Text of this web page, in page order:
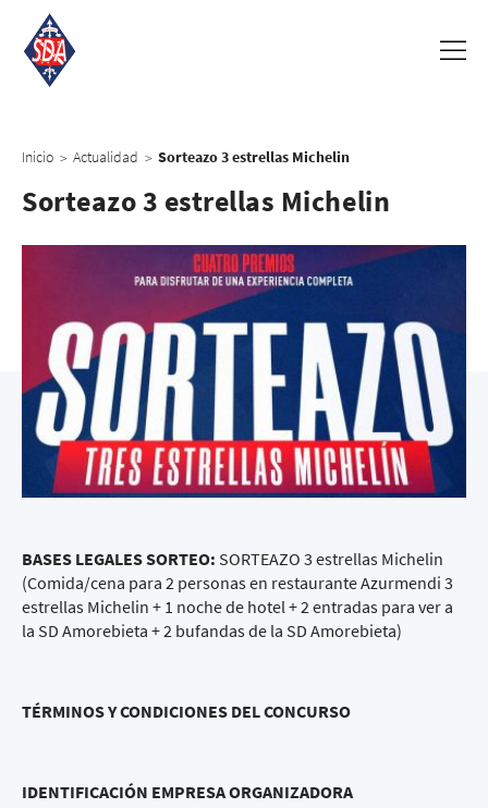
Inicio > Actualidad > Sorteazo 3 estrellas Michelin
Sorteazo 3 estrellas Michelin
BASES LEGALES SORTEO: SORTEAZO 3 estrellas Michelin
(Comida/cena para 2 personas en restaurante Azurmendi 3
estrellas Michelin + 1 noche de hotel + 2 entradas para ver a
la SD Amorebieta + 2 bufandas de la SD Amorebieta)
TÉRMINOS Y CONDICIONES DEL CONCURSO
IDENTIFICACIÓN EMPRESA ORGANIZADORA